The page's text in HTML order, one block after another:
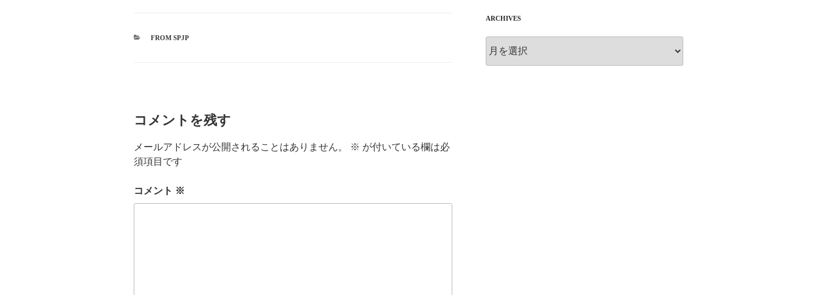
カ
FROM SPJP
コメントを残す
メールアドレスが公開されることはありません。 ※ が付いている欄は必
須項目です
コメント ※
ARCHIVES